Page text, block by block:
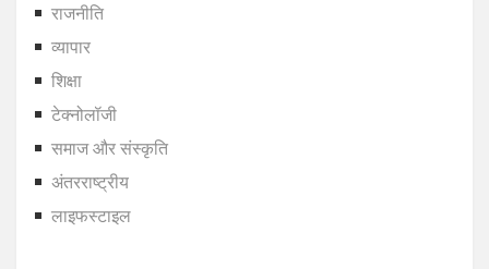
राजनीति
व्यापार
शिक्षा
टेक्नोलॉजी
समाज और संस्कृति
अंतरराष्ट्रीय
लाइफस्टाइल